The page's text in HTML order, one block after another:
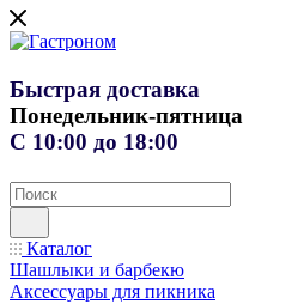
Быстрая доставка
Понедельник-пятница
С 10:00 до 18:00
Каталог
Шашлыки и барбекю
Аксессуары для пикника